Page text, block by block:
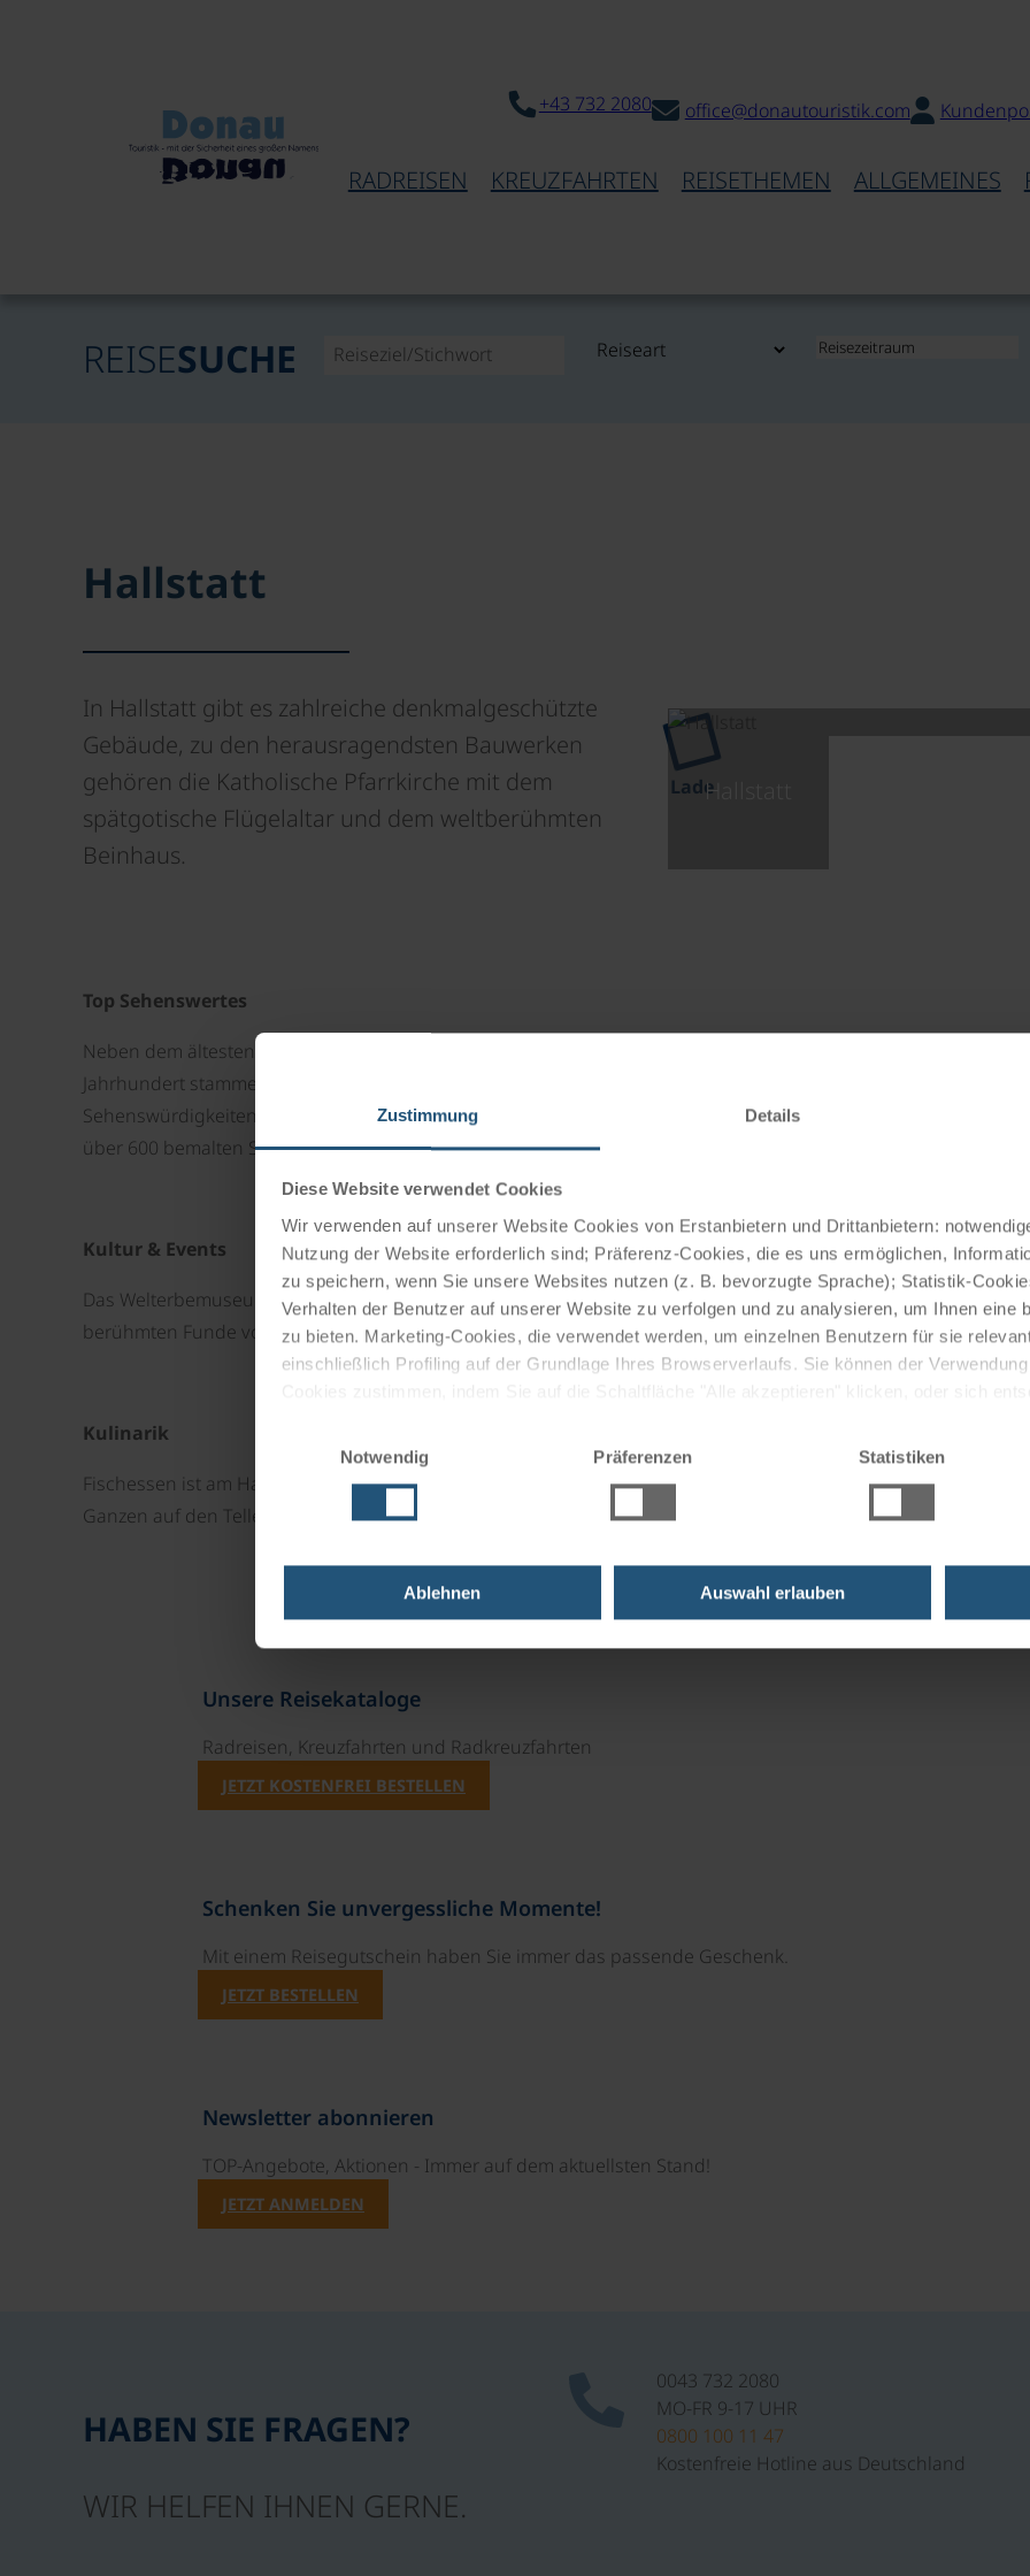
Zustimmung Details
Diese Website verwendet Cookies
Wir verwenden auf unserer Website Cookies von Erstanbietern und Drittanbietern:
Nutzung der Website erforderlich sind; Präferenz-Cookies, die es uns ermöglichen,
zu speichern, wenn Sie unsere Websites nutzen (z. B. bevorzugte Sprache); Statistik-
Verhalten der Benutzer auf unserer Website zu verfolgen und zu analysieren, um Ihnen eine
zu bieten. Marketing-Cookies, die verwendet werden, um einzelnen Benutzern für sie
einschließlich Profiling auf der Grundlage Ihres Browserverlaufs. Sie können der
Impressum Datenschutz
Notwendig
Präferenzen Statistiken
Ablehnen Auswahl erlauben
+43 732 2080 office@donautouristik.com
RADREISEN KREUZFAHRTEN REISETHEMEN ALLGEMEINES
REISESUCHE
Hallstatt
In Hallstatt gibt es zahlreiche denkmalgeschützte
Gebäude, zu den herausragendsten Bauwerken
gehören die Katholische Pfarrkirche mit dem
spätgotische Flügelaltar und dem weltberühmten
Beinhaus.
Hallstatt
Lade
Top Sehenswertes
Neben dem ältesten Salzbergwerk der Welt und der idyllischen Postkartenansicht zählt das aus dem 12.
Jahrhundert stammende Beinhaus in der Michaels Kapelle zu den interessantesten und spannendsten
Sehenswürdigkeiten in Hallstatt. Besucher aus aller Welt bestaunen die außergewöhnliche Sammlung von
über 600 bemalten Schädel.
Kultur & Events
Das Welterbemuseum Hallstatt zeigt spektakuläre Funde aus dem ältesten Salzbergwerk der Welt und die
berühmten Funde vom Hallstätter Gräberfeld.
Kulinarik
Fischessen ist am Hallstättersee ein Muss, egal ob er als deftige Fischsuppe, geräuchertes Filet oder im
Ganzen auf den Teller kommt.
Unsere Reisekataloge
Radreisen, Kreuzfahrten und Radkreuzfahrten
JETZT KOSTENFREI BESTELLEN
Schenken Sie unvergessliche Momente!
Mit einem Reisegutschein haben Sie immer das passende Geschenk.
JETZT BESTELLEN
Newsletter abonnieren
TOP-Angebote, Aktionen - Immer auf dem aktuellsten Stand!
JETZT ANMELDEN
HABEN SIE FRAGEN?
WIR HELFEN IHNEN GERNE.
0043 732 2080
MO-FR 9-17 UHR
0800 100 11 47
Kostenfreie Hotline aus Deutschland